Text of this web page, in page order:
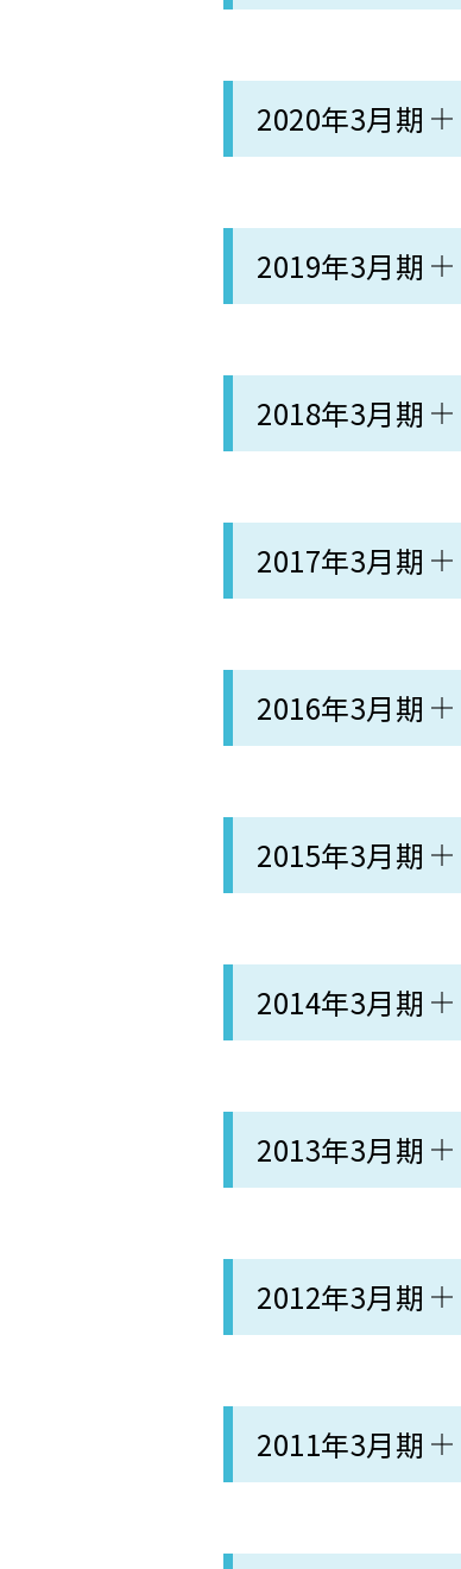
2020年3月期
2019年3月期
2018年3月期
2017年3月期
2016年3月期
2015年3月期
2014年3月期
2013年3月期
2012年3月期
2011年3月期